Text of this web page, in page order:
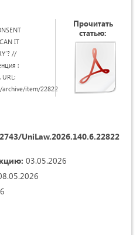
IT
//
:
URL:
archive/item/22822
Прочитать
статью:
UniLaw.2026.140.6.22822
03.05.2026